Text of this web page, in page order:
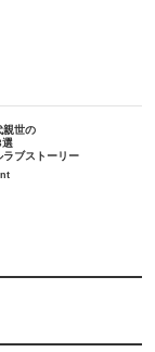
親世の
選
ブストーリー